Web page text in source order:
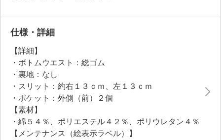
仕様・詳細
【詳細】
・ボトムウエスト：総ゴム
・裏地：なし
・スリット：約右１３ｃｍ、左１３ｃｍ
・ポケット：外側（前）２個
【素材】
・綿５４％、ポリエステル４２％、ポリウレタン４％
【メンテナンス（絵表示ラベル）】